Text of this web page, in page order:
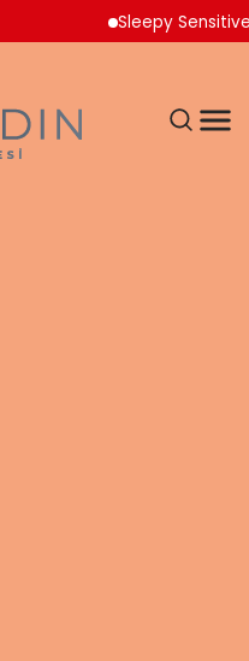
Sleepy Sensitive